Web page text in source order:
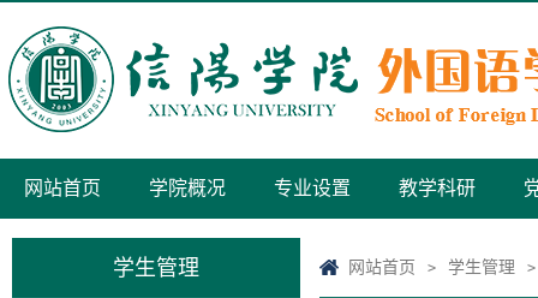
网站首页 学院概况 专业设置 教学科研
学生管理 网站首页 > 学生管理 >